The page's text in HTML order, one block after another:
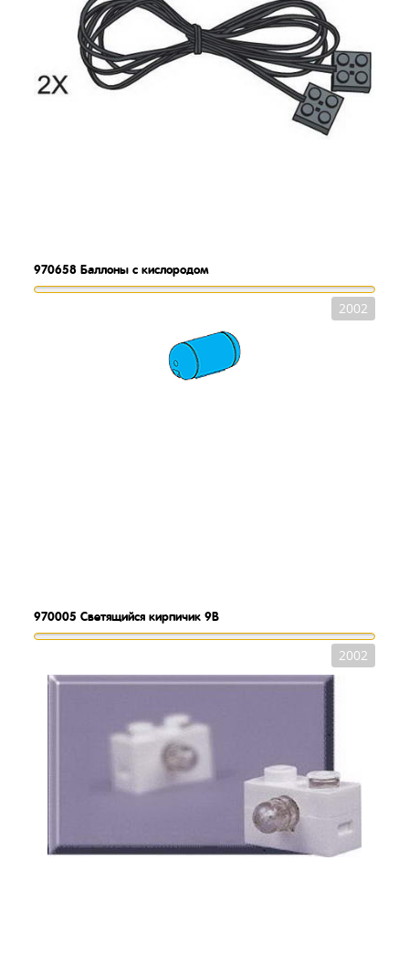
970658 Баллоны с кислородом
2002
970005 Светящийся кирпичик 9В
2002